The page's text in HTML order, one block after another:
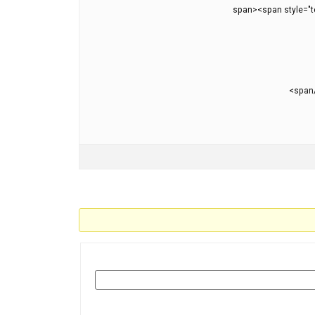
</span><span